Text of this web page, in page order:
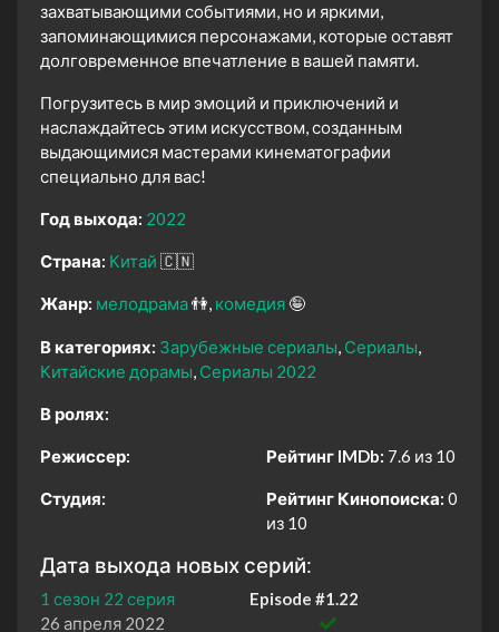
захватывающими событиями, но и яркими,
запоминающимися персонажами, которые оставят
долговременное впечатление в вашей памяти.
Погрузитесь в мир эмоций и приключений и
наслаждайтесь этим искусством, созданным
выдающимися мастерами кинематографии
специально для вас!
Год выхода: 2022
Страна: Китай 🇨🇳
Жанр: мелодрама👫 комедия 🤪
В категориях: Зарубежные сериалы Сериалы
Китайские дорамы Сериалы 2022
В ролях:
Режиссер:
Студия:
Рейтинг IMDb: 7.6 из 10
Рейтинг Кинопоиска: 0
из 10
Дата выхода новых серий:
1 сезон 22 серия
Episode #1.22
26 апреля 2022